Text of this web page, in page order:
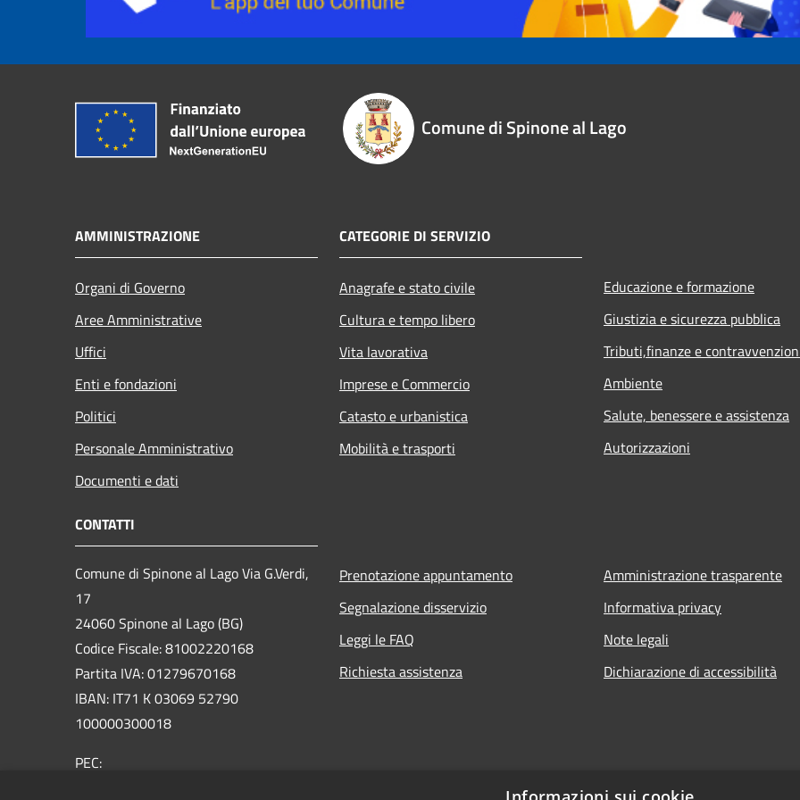
Comune di Spinone al Lago
AMMINISTRAZIONE
Organi di Governo
Aree Amministrative
Uffici
Enti e fondazioni
Politici
Personale Amministrativo
Documenti e dati
CATEGORIE DI SERVIZIO
Anagrafe e stato civile
Cultura e tempo libero
Vita lavorativa
Imprese e Commercio
Catasto e urbanistica
Mobilità e trasporti
Educazione e formazione
Giustizia e sicurezza pubblica
Tributi,finanze e
Ambiente
Salute, benessere e assistenza
Autorizzazioni
CONTATTI
Comune di Spinone al Lago Via G.Verdi,
17
24060 Spinone al Lago (BG)
Codice Fiscale: 81002220168
Partita IVA: 01279670168
IBAN: IT71 K 03069 52790
100000300018
PEC:
Prenotazione appuntamento
Segnalazione disservizio
Leggi le FAQ
Richiesta assistenza
Amministrazione trasparente
Informativa privacy
Note legali
Dichiarazione di accessibilità